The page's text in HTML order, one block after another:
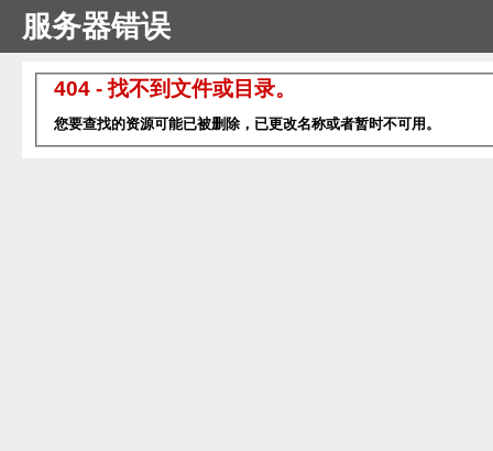
服务器错误
404 - 找不到文件或目录。
您要查找的资源可能已被删除，已更改名称或者暂时不可用。